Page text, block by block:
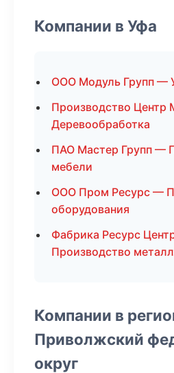
Компании в Уфа
ООО Модуль Групп —
Производство Центр
Деревообработка
ПАО Мастер Групп —
мебели
ООО Пром Ресурс —
оборудования
Фабрика Ресурс
Производство
Компании в
Приволжский
округ